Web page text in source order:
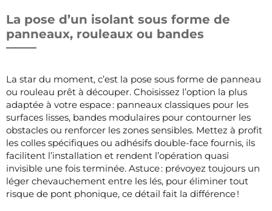
La pose d’un isolant sous forme de
panneaux, rouleaux ou bandes
La star du moment, c’est la pose sous forme de panneau
ou rouleau prêt à découper. Choisissez l’option la plus
adaptée à votre espace : panneaux classiques pour les
surfaces lisses, bandes modulaires pour contourner les
obstacles ou renforcer les zones sensibles. Mettez à profit
les colles spécifiques ou adhésifs double-face fournis, ils
facilitent l’installation et rendent l’opération quasi
invisible une fois terminée. Astuce : prévoyez toujours un
léger chevauchement entre les lés, pour éliminer tout
risque de pont phonique, ce détail fait la différence !